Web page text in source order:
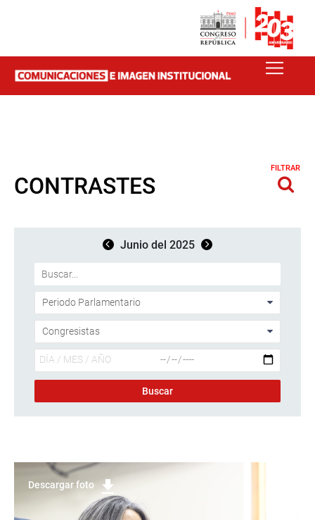
CONTRASTES
FILTRAR
Junio del 2025
Descargar foto